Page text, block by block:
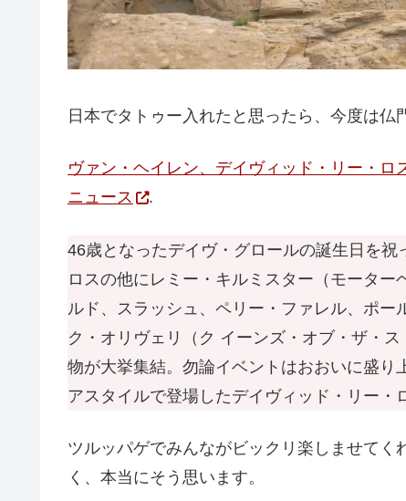
日本でタトゥー入れたと思ったら、今度は仏
ヴァン・ヘイレン、デイヴィッド・リー・
ニュース
.
46歳となったデイヴ・グロールの誕生日を祝
ロスの他にレミー・キルミスター（モータ
ルド、スラッシュ、ペリー・ファレル、ポ
ク・オリヴェリ（ク イーンズ・オブ・ザ・
物が大挙集結。勿論イベントはおおいに盛
アスタイルで登場したデイヴィッド・リー・
ツルッパゲでみんながビックリ楽しませて
く、本当にそう思います。